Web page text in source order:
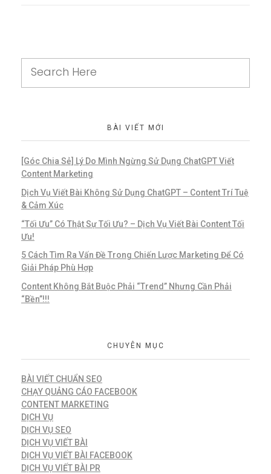
BÀI VIẾT MỚI
[Góc Chia Sẻ] Lý Do Mình Ngừng Sử Dụng ChatGPT Viết
Content Marketing
Dịch Vụ Viết Bài Không Sử Dụng ChatGPT – Content Trí Tuệ
& Cảm Xúc
“Tối Ưu” Có Thật Sự Tối Ưu? – Dịch Vụ Viết Bài Content Tối
Ưu!
5 Cách Tìm Ra Vấn Đề Trong Chiến Lược Marketing Để Có
Giải Pháp Phù Hợp
Content Không Bắt Buộc Phải “Trend” Nhưng Cần Phải
“Bền”!!!
CHUYÊN MỤC
BÀI VIẾT CHUẨN SEO
CHẠY QUẢNG CÁO FACEBOOK
CONTENT MARKETING
DỊCH VỤ
DỊCH VỤ SEO
DỊCH VỤ VIẾT BÀI
DỊCH VỤ VIẾT BÀI FACEBOOK
DỊCH VỤ VIẾT BÀI PR